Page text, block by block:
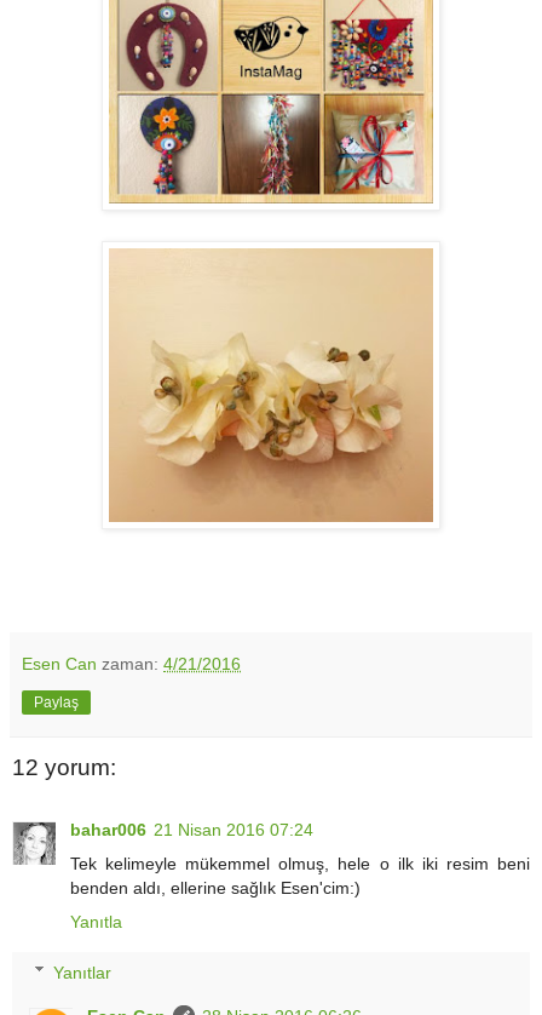
Esen Can zaman: 4/21/2016
Paylaş
12 yorum:
bahar006 21 Nisan 2016 07:24
Tek kelimeyle mükemmel olmuş, hele o ilk iki resim beni
benden aldı, ellerine sağlık Esen'cim:)
Yanıtla
Yanıtlar